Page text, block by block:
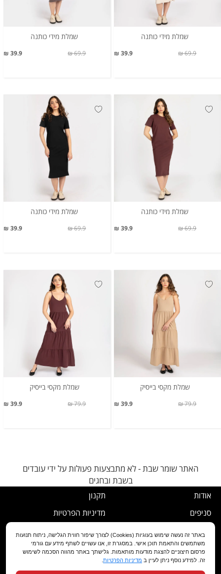
שמלת מידי כותנה
39.9 ₪ 69.9 ₪
שמלת מידי כותנה
39.9 ₪ 69.9 ₪
שמלת מידי כותנה
39.9 ₪ 69.9 ₪
שמלת מידי כותנה
39.9 ₪ 69.9 ₪
שמלת מקסי בייסיק
39.9 ₪ 79.9 ₪
שמלת מקסי בייסיק
39.9 ₪ 79.9 ₪
האתר שומר שבת - לא מתבצעות פעולות על ידי עובדים
בשבת ובחגים
אודות
סניפים
שירות לקוחות
מועדון לקוחות
תקנון
מדיניות הפרטיות
נוהל ביטול עסקה
מדיניות החלפה/החזרה/ביטול
הצהרת נגישות
באתר זה נעשה שימוש בעוגיות (Cookies) לצורך שיפור חווית הגלישה, ניתוח תנועות
משתמשים והתאמת תוכן אישי. במסגרת זו, אנו עשויים לשתף מידע עם גורמי
פרסום חיצוניים להצגת מודעות מותאמות. גלישתך באתר מהווה הסכמה לשימוש
זה. למידע נוסף ניתן לעיין ב מדיניות הפרטיות